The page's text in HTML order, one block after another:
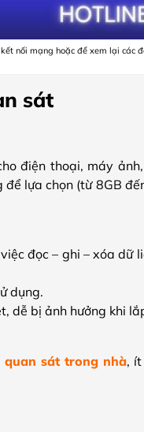
nối mạng hoặc để xem lại các
sát
điện thoại, máy
lựa chọn (từ 8GB
đọc – ghi – xóa dữ
dụng.
dễ bị ảnh hưởng khi
quan sát trong nhà,